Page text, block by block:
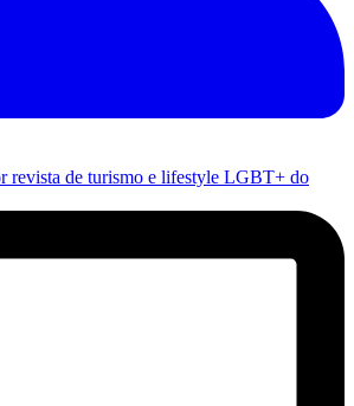
revista de turismo e lifestyle LGBT+ do